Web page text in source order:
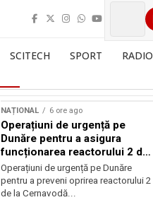
SCITECH SPORT RADIO
NAȚIONAL 6 ore ago
Operațiuni de urgență pe
Dunăre pentru a asigura
funcționarea reactorului 2 de
la Cernavodă
Operațiuni de urgență pe Dunăre
pentru a preveni oprirea reactorului 2
de la Cernavodă...